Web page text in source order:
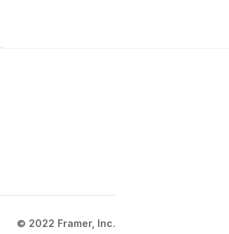
© 2022 Framer, Inc.